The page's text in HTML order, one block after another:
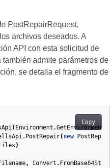
PostRepairRequest,
archivos deseados. A
API con esta solicitud de
admite parámetros de
se detalla el fragmento de
Copy
( Environment .
. PostRepair( new
)
, Convert .